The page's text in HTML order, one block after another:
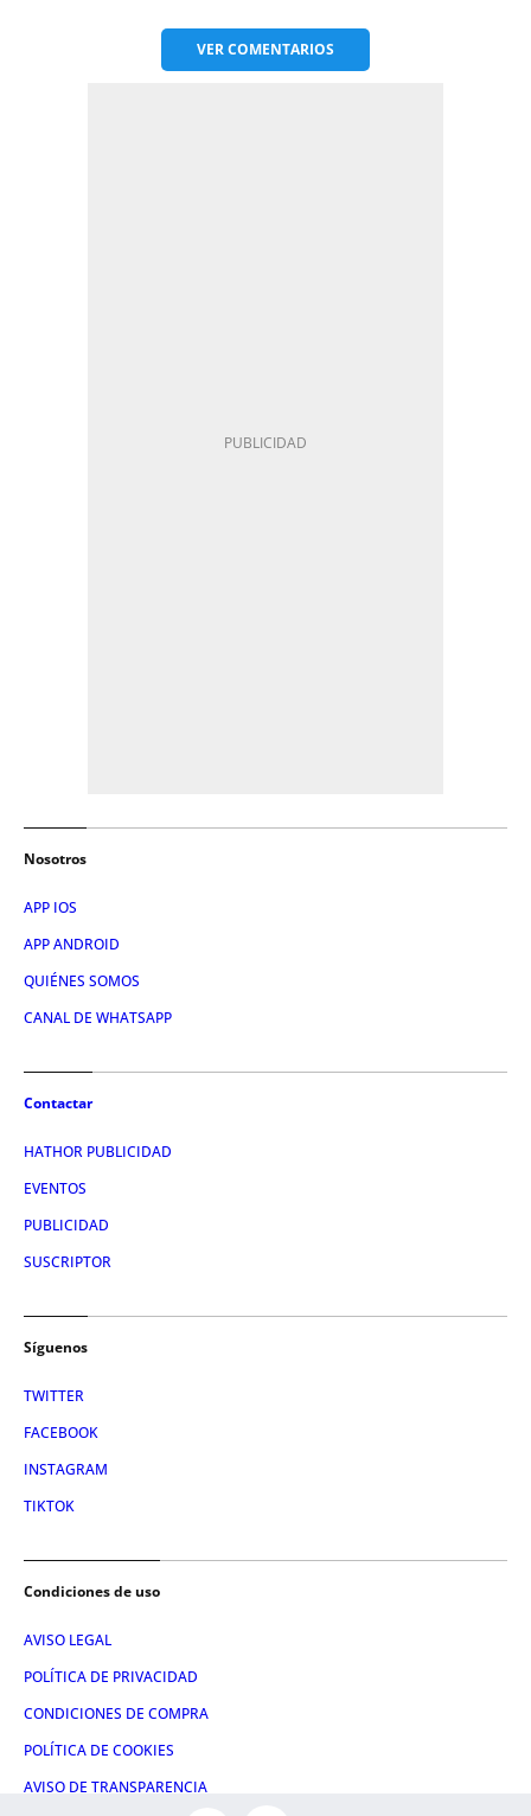
VERCOMENTARIOS
Nosotros
APP IOS
APP ANDROID
QUIÉNES SOMOS
CANAL DE WHATSAPP
Contactar
HATHOR PUBLICIDAD
EVENTOS
PUBLICIDAD
SUSCRIPTOR
Síguenos
TWITTER
FACEBOOK
INSTAGRAM
TIKTOK
Condiciones de uso
AVISO LEGAL
POLÍTICA DE PRIVACIDAD
CONDICIONES DE COMPRA
POLÍTICA DE COOKIES
AVISO DE TRANSPARENCIA